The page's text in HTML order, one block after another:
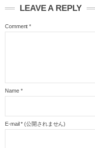
LEAVE A REPLY
Comment *
Name *
E-mail * (公開されません)